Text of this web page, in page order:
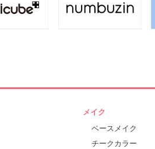
メイク
ベースメイク
チークカラー